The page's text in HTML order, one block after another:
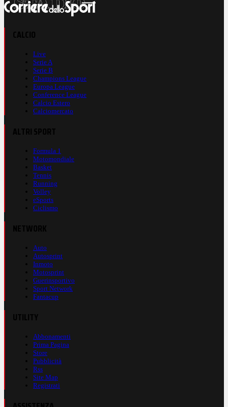
Live
Serie A
Serie B
Champions League
Europa League
Conference League
Calcio Estero
Calciomercato
Formula 1
Motomondiale
Basket
Tennis
Running
Volley
eSports
Ciclismo
Auto
Autosprint
Inmoto
Motosprint
Guerinsportivo
Sport Network
Fantacup
Abbonamenti
Prima Pagina
Store
Pubblicità
Rss
Site Map
Registrati